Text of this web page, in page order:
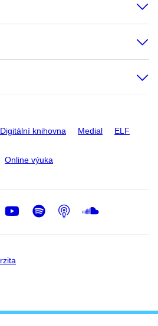
Digitální knihovna Medial ELF
Online výuka
Youtube
Spotify
Podcast